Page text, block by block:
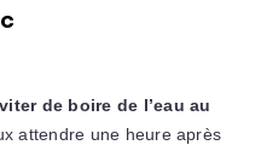
de boire de l’eau au
attendre une heure après